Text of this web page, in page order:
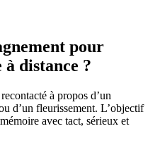
pour
distance ?
à propos d’un
d’un fleurissement. L’objectif
avec tact, sérieux et